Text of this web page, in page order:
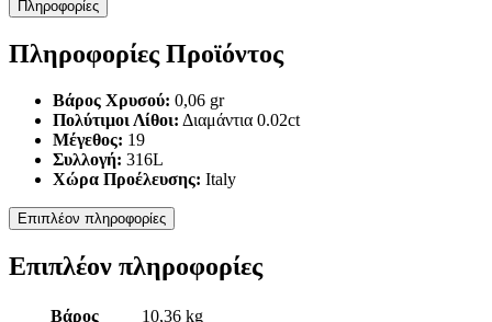
Πληροφορίες
Πληροφορίες Προϊόντος
Βάρος Χρυσού: 0,06 gr
Πολύτιμοι Λίθοι: Διαμάντια 0.02ct
Μέγεθος: 19
Συλλογή: 316L
Χώρα Προέλευσης: Italy
Επιπλέον πληροφορίες
Επιπλέον πληροφορίες
Βάρος 10,36 kg